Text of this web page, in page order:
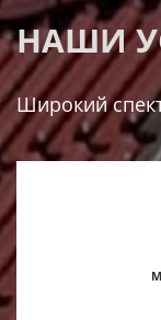
НАШИ
Широкий